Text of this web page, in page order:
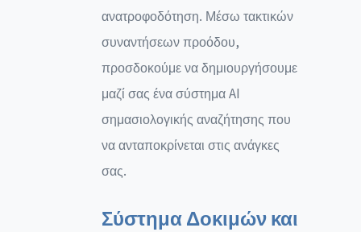
ανατροφοδότηση. Μέσω τακτικών
συναντήσεων προόδου,
προσδοκούμε να δημιουργήσουμε
μαζί σας ένα σύστημα AI
σημασιολογικής αναζήτησης που
να ανταποκρίνεται στις ανάγκες
σας.
Σύστημα Δοκιμών και